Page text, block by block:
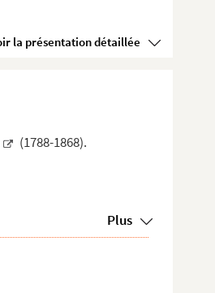
Voir la présentation détaillée
(1788-1868).
Plus